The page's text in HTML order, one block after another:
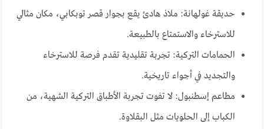
حديقة غولهانة: ملاذ هادئ يقع بجوار قصر توبكابي، مكان مثالي
للاسترخاء والاستمتاع بالطبيعة.
الحمامات التركية: تجربة تقليدية تقدم فرصة للاسترخاء
والتجديد في أجواء تاريخية.
مطاعم إسطنبول: لا تفوت تجربة الأطباق التركية الشهية، من
الكباب إلى الحلويات مثل البقلاوة.